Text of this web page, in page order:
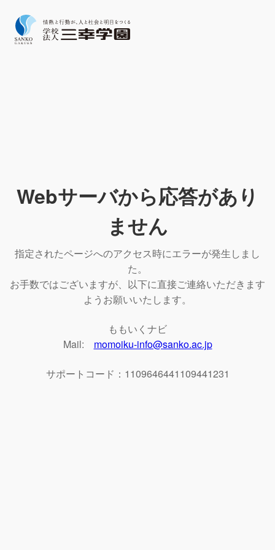
Webサーバから応答があり
ません
指定されたページへのアクセス時にエラーが発生しまし
た。
お手数ではございますが、以下に直接ご連絡いただきます
ようお願いいたします。
ももいくナビ
Mail: momoiku-info@sanko.ac.jp
サポートコード：1109646441109441231